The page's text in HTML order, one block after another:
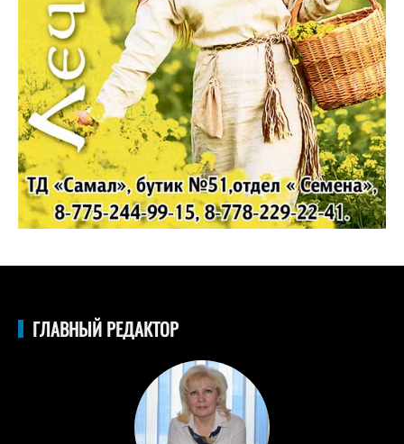
ГЛАВНЫЙ РЕДАКТОР